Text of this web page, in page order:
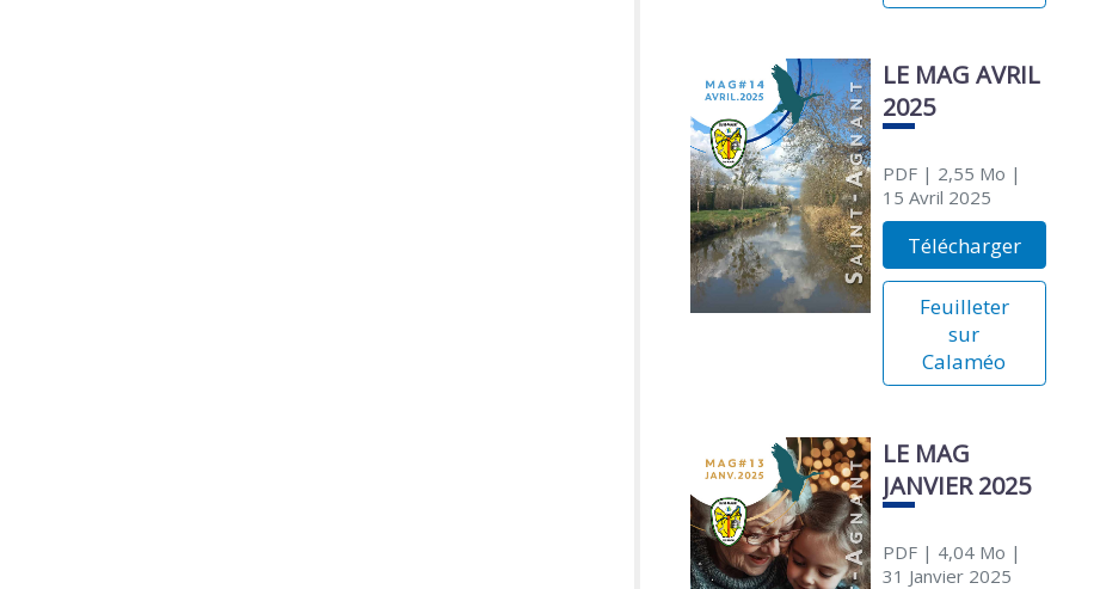
LE MAG AVRIL
2025
PDF| 2,55 Mo |
15 Avril 2025
Télécharger
Feuilleter
sur
Calaméo
LE MAG
JANVIER 2025
PDF| 4,04 Mo |
31 Janvier 2025